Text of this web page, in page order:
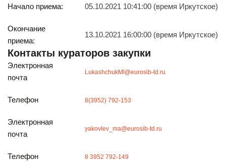
Будьте всегда в курсе
Подписаться
Начало приема: 05.10.2021 10:41:00 (время Иркутское)
Окончание
приема:
13.10.2021 16:00:00 (время Иркутское)
Контакты кураторов закупки
Электронная
почта
LukashchukMI@eurosib-td.ru
Телефон 8(3952) 792-153
Электронная
почта
yakovlev_ma@eurosib-td.ru
Телефон 8 3952 792-149